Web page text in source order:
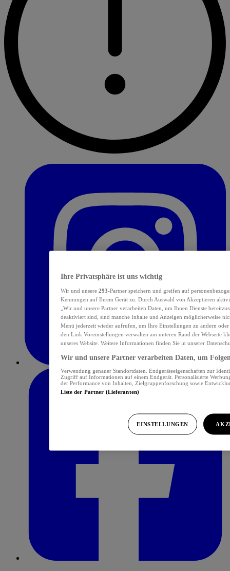
Ihre Privatsphäre ist uns wichtig
Wir und unsere 293-Partner speichern und greifen auf
Kennungen auf Ihrem Gerät zu. Durch Auswahl von Akzeptieren
„Wir und unsere Partner verarbeiten Daten, um Ihnen Dienste
deaktiviert sind, sind manche Inhalte und Anzeigen möglicherweise
Menü jederzeit wieder aufrufen, um Ihre Einstellungen zu ändern
den Link Voreinstellungen verwalten am unteren Rand der Webseite
unseres Website. Weitere Informationen finden Sie in unserer
Wir und unsere Partner verarbeiten Daten, um
Verwendung genauer Standortdaten. Endgeräteeigenschaften zur
Zugriff auf Informationen auf einem Endgerät. Personalisierte
der Performance von Inhalten, Zielgruppenforschung sowie
Liste der Partner (Lieferanten)
EINSTELLUNGEN